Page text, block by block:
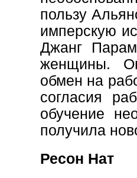
пользу
имперскую
Джанг
женщины.
обмен на
согласия
обучение
получила
Ресон Нат